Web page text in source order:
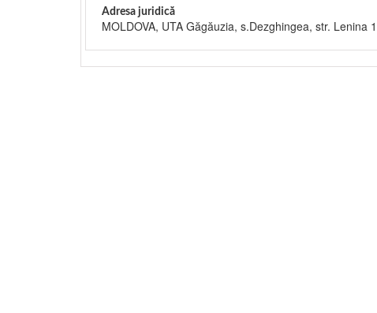
Adresa juridică
MOLDOVA, UTA Găgăuzia, s.Dezghingea, str. Lenina